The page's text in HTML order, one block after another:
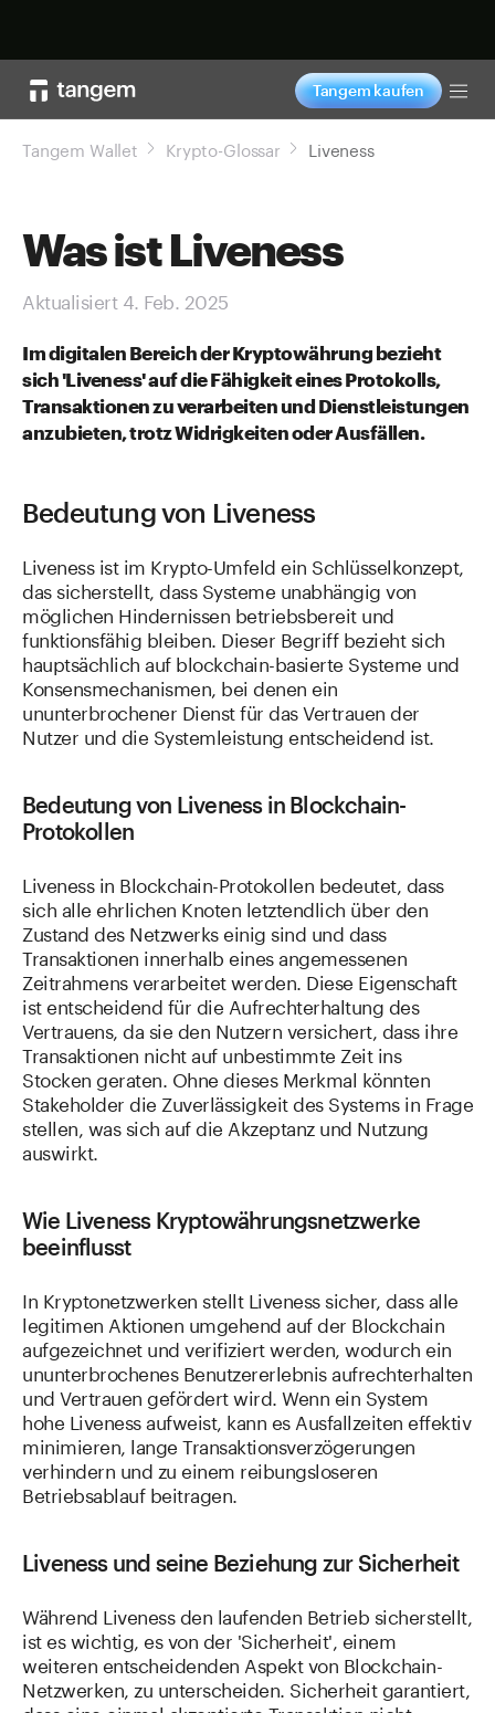
Tangem kaufen
Tangem Wallet Krypto-Glossar Liveness
Was ist Liveness
Aktualisiert 4. Feb. 2025
Im digitalen Bereich der Kryptowährung bezieht
sich 'Liveness' auf die Fähigkeit eines Protokolls,
Transaktionen zu verarbeiten und Dienstleistungen
anzubieten, trotz Widrigkeiten oder Ausfällen.
Bedeutung von Liveness
Liveness ist im Krypto-Umfeld ein Schlüsselkonzept,
das sicherstellt, dass Systeme unabhängig von
möglichen Hindernissen betriebsbereit und
funktionsfähig bleiben. Dieser Begriff bezieht sich
hauptsächlich auf blockchain-basierte Systeme und
Konsensmechanismen, bei denen ein
ununterbrochener Dienst für das Vertrauen der
Nutzer und die Systemleistung entscheidend ist.
Bedeutung von Liveness in Blockchain-
Protokollen
Liveness in Blockchain-Protokollen bedeutet, dass
sich alle ehrlichen Knoten letztendlich über den
Zustand des Netzwerks einig sind und dass
Transaktionen innerhalb eines angemessenen
Zeitrahmens verarbeitet werden. Diese Eigenschaft
ist entscheidend für die Aufrechterhaltung des
Vertrauens, da sie den Nutzern versichert, dass ihre
Transaktionen nicht auf unbestimmte Zeit ins
Stocken geraten. Ohne dieses Merkmal könnten
Stakeholder die Zuverlässigkeit des Systems in Frage
stellen, was sich auf die Akzeptanz und Nutzung
auswirkt.
Wie Liveness Kryptowährungsnetzwerke
beeinflusst
In Kryptonetzwerken stellt Liveness sicher, dass alle
legitimen Aktionen umgehend auf der Blockchain
aufgezeichnet und verifiziert werden, wodurch ein
ununterbrochenes Benutzererlebnis aufrechterhalten
und Vertrauen gefördert wird. Wenn ein System
hohe Liveness aufweist, kann es Ausfallzeiten effektiv
minimieren, lange Transaktionsverzögerungen
verhindern und zu einem reibungsloseren
Betriebsablauf beitragen.
Liveness und seine Beziehung zur Sicherheit
Während Liveness den laufenden Betrieb sicherstellt,
ist es wichtig, es von der 'Sicherheit', einem
weiteren entscheidenden Aspekt von Blockchain-
Netzwerken, zu unterscheiden. Sicherheit garantiert,